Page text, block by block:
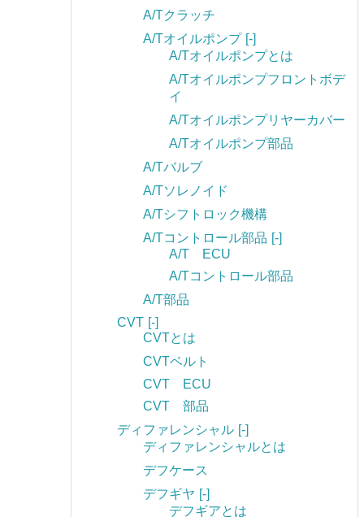
A/Tクラッチ
A/Tオイルポンプ [-]
A/Tオイルポンプとは
A/Tオイルポンプフロントボデ
イ
A/Tオイルポンプリヤーカバー
A/Tオイルポンプ部品
A/Tバルブ
A/Tソレノイド
A/Tシフトロック機構
A/Tコントロール部品 [-]
A/T ECU
A/Tコントロール部品
A/T部品
CVT [-]
CVTとは
CVTベルト
CVT ECU
CVT 部品
ディファレンシャル [-]
ディファレンシャルとは
デフケース
デフギヤ [-]
デフギアとは